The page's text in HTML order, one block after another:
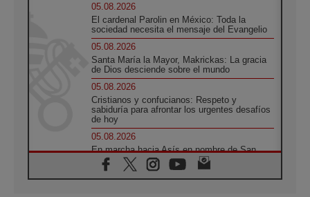
05.08.2026
El cardenal Parolin en México: Toda la
sociedad necesita el mensaje del Evangelio
05.08.2026
Santa María la Mayor, Makrickas: La gracia
de Dios desciende sobre el mundo
05.08.2026
Cristianos y confucianos: Respeto y
sabiduría para afrontar los urgentes desafíos
de hoy
05.08.2026
En marcha hacia Asís en nombre de San
Francisco, a la espera de León
05.08.2026